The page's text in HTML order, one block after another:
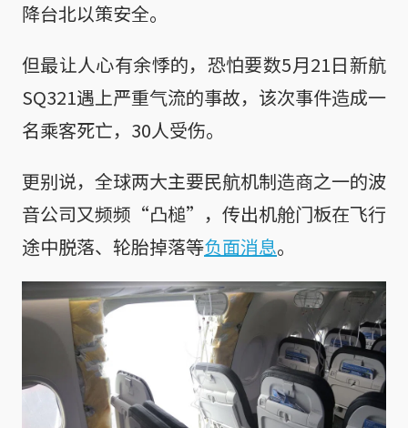
降台北以策安全。
但最让人心有余悸的，恐怕要数5月21日新航
SQ321遇上严重气流的事故，该次事件造成一
名乘客死亡，30人受伤。
更别说，全球两大主要民航机制造商之一的波
音公司又频频“凸槌”，传出机舱门板在飞行
途中脱落、轮胎掉落等负面消息。